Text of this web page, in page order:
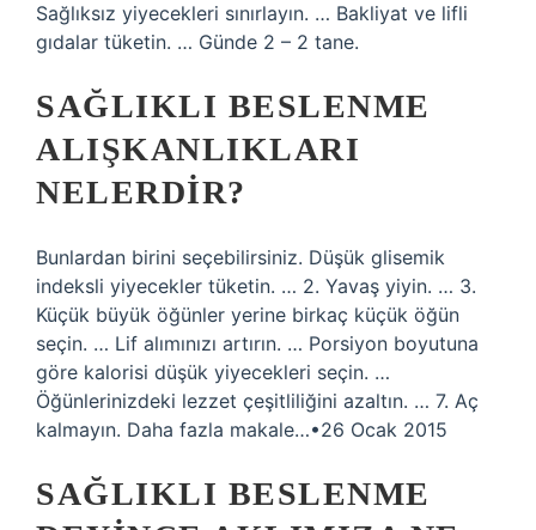
Sağlıksız yiyecekleri sınırlayın. … Bakliyat ve lifli
gıdalar tüketin. … Günde 2 – 2 tane.
SAĞLIKLI BESLENME
ALIŞKANLIKLARI
NELERDIR?
Bunlardan birini seçebilirsiniz. Düşük glisemik
indeksli yiyecekler tüketin. … 2. Yavaş yiyin. … 3.
Küçük büyük öğünler yerine birkaç küçük öğün
seçin. … Lif alımınızı artırın. … Porsiyon boyutuna
göre kalorisi düşük yiyecekleri seçin. …
Öğünlerinizdeki lezzet çeşitliliğini azaltın. … 7. Aç
kalmayın. Daha fazla makale…•26 Ocak 2015
SAĞLIKLI BESLENME